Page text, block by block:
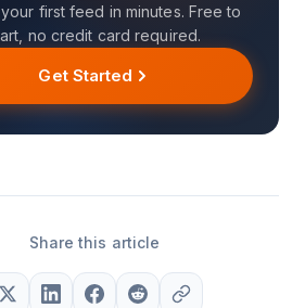
first feed in minutes. Free to
no credit card required.
Get Started
Share this article